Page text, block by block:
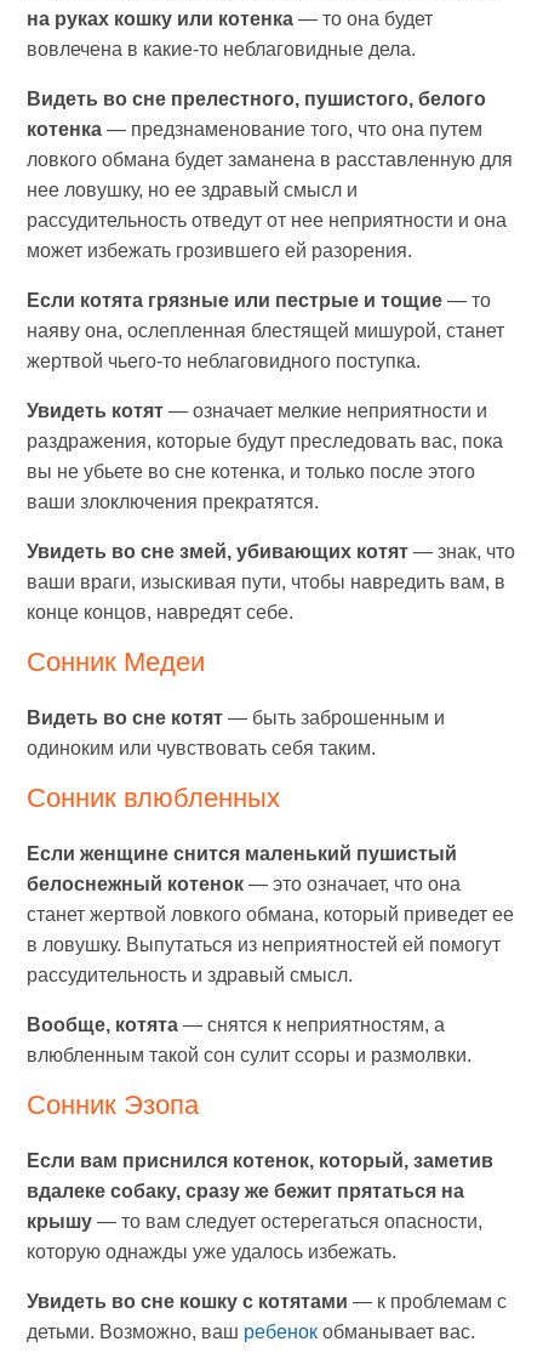
на руках кошку или котенка — то она будет
вовлечена в какие-то неблаговидные дела.
Видеть во сне прелестного, пушистого, белого
котенка — предзнаменование того, что она путем
ловкого обмана будет заманена в расставленную для
нее ловушку, но ее здравый смысл и
рассудительность отведут от нее неприятности и она
может избежать грозившего ей разорения.
Если котята грязные или пестрые и тощие — то
наяву она, ослепленная блестящей мишурой, станет
жертвой чьего-то неблаговидного поступка.
Увидеть котят — означает мелкие неприятности и
раздражения, которые будут преследовать вас, пока
вы не убьете во сне котенка, и только после этого
ваши злоключения прекратятся.
Увидеть во сне змей, убивающих котят — знак, что
ваши враги, изыскивая пути, чтобы навредить вам, в
конце концов, навредят себе.
Сонник Медеи
Видеть во сне котят — быть заброшенным и
одиноким или чувствовать себя таким.
Сонник влюбленных
Если женщине снится маленький пушистый
белоснежный котенок — это означает, что она
станет жертвой ловкого обмана, который приведет ее
в ловушку. Выпутаться из неприятностей ей помогут
рассудительность и здравый смысл.
Вообще, котята — снятся к неприятностям, а
влюбленным такой сон сулит ссоры и размолвки.
Сонник Эзопа
Если вам приснился котенок, который, заметив
вдалеке собаку, сразу же бежит прятаться на
крышу — то вам следует остерегаться опасности,
которую однажды уже удалось избежать.
Увидеть во сне кошку с котятами — к проблемам с
детьми. Возможно, ваш ребенок обманывает вас.